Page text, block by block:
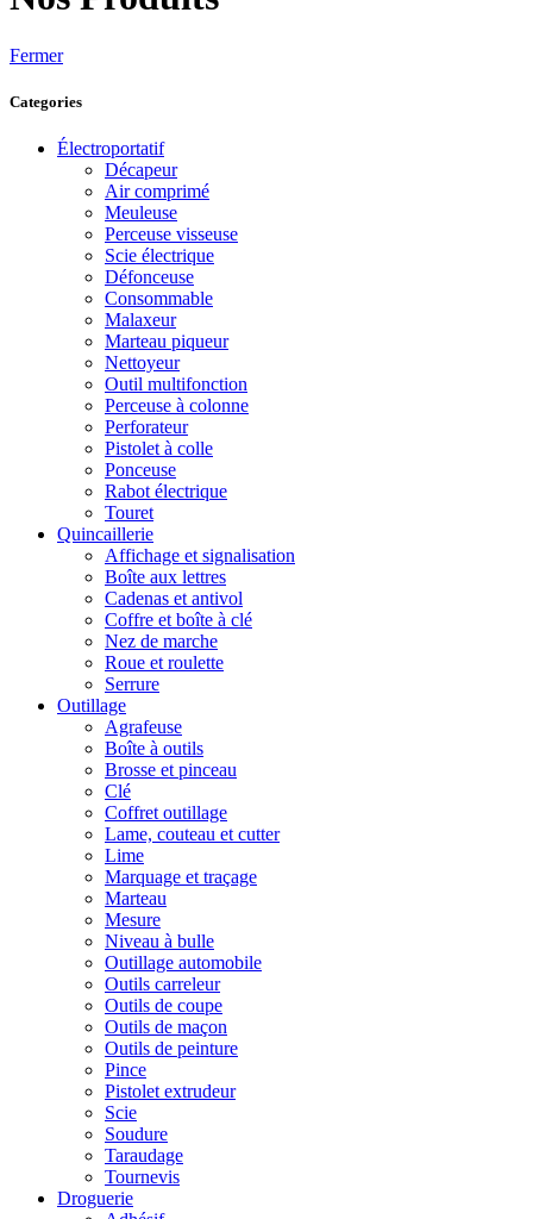
Fermer
Categories
Électroportatif
Décapeur
Air comprimé
Meuleuse
Perceuse visseuse
Scie électrique
Défonceuse
Consommable
Malaxeur
Marteau piqueur
Nettoyeur
Outil multifonction
Perceuse à colonne
Perforateur
Pistolet à colle
Ponceuse
Rabot électrique
Touret
Quincaillerie
Affichage et signalisation
Boîte aux lettres
Cadenas et antivol
Coffre et boîte à clé
Nez de marche
Roue et roulette
Serrure
Outillage
Agrafeuse
Boîte à outils
Brosse et pinceau
Clé
Coffret outillage
Lame, couteau et cutter
Lime
Marquage et traçage
Marteau
Mesure
Niveau à bulle
Outillage automobile
Outils carreleur
Outils de coupe
Outils de maçon
Outils de peinture
Pince
Pistolet extrudeur
Scie
Soudure
Taraudage
Tournevis
Droguerie